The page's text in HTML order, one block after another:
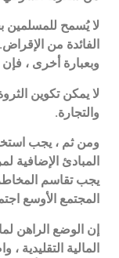
لا يُسمح للمسلمين
الفائدة من الإقراض.
وبعبارة أخرى ،
لا يمكن تكوين
والتجارة.
ومن ثم ، يجب
المبادئ الإضافية
يجب تقاسم
المجتمع الأوسع
إن الوضع الراهن
المالية التقليدية